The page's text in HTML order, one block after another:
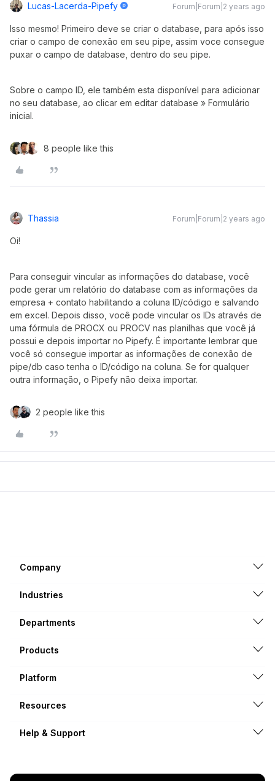
Lucas-Lacerda-Pipefy Forum|Forum|2 years ago
Isso mesmo! Primeiro deve se criar o database, para após isso
criar o campo de conexão em seu pipe, assim voce consegue
puxar o campo de database, dentro do seu pipe.
Sobre o campo ID, ele também esta disponível para adicionar
no seu database, ao clicar em editar database » Formulário
inicial.
8 people like this
Thassia Forum|Forum|2 years ago
Oi!
Para conseguir vincular as informações do database, você
pode gerar um relatório do database com as informações da
empresa + contato habilitando a coluna ID/código e salvando
em excel. Depois disso, você pode vincular os IDs através de
uma fórmula de PROCX ou PROCV nas planilhas que você já
possui e depois importar no Pipefy. É importante lembrar que
você só consegue importar as informações de conexão de
pipe/db caso tenha o ID/código na coluna. Se for qualquer
outra informação, o Pipefy não deixa importar.
2 people like this
Company
Industries
Departments
Products
Platform
Resources
Help & Support